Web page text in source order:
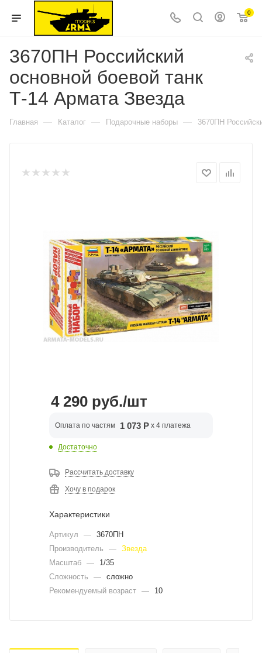
0
3670ПН Российский
основной боевой танк
Т-14 Армата Звезда
Главная — Каталог — Подарочные наборы — 3670ПН
4 290 руб./шт
Оплата по частям 1 073 Р x 4 платежа
Достаточно
Рассчитать доставку
Хочу в подарок
Характеристики
Артикул — 3670ПН
Производитель
— Звезда
Масштаб —
1/35
Сложность
— сложно
Рекомендуемый возраст — 10